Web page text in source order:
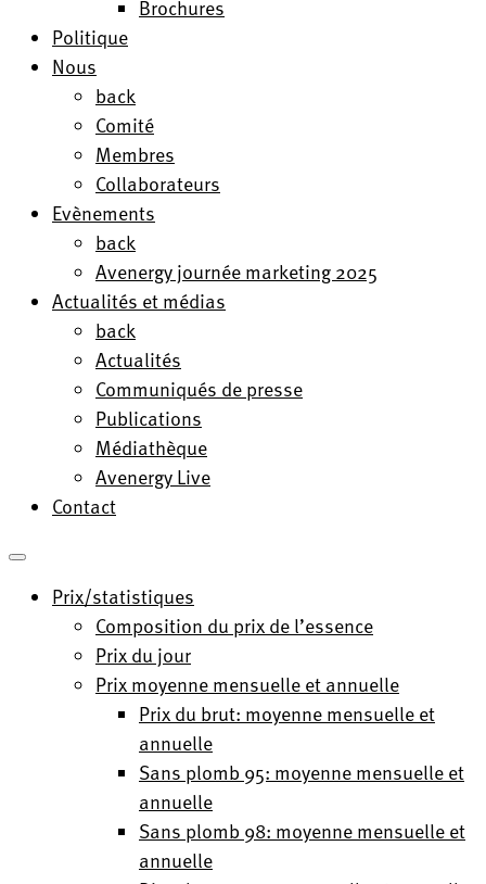
Brochures
Politique
Nous
back
Comité
Membres
Collaborateurs
Evènements
back
Avenergy journée marketing 2025
Actualités et médias
back
Actualités
Communiqués de presse
Publications
Médiathèque
Avenergy Live
Contact
Prix/statistiques
Composition du prix de l’essence
Prix du jour
Prix moyenne mensuelle et annuelle
Prix du brut: moyenne mensuelle et
annuelle
Sans plomb 95: moyenne mensuelle et
annuelle
Sans plomb 98: moyenne mensuelle et
annuelle